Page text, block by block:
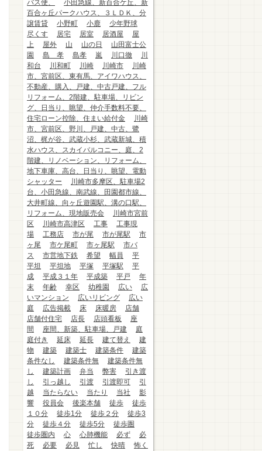
バス便、
小田急線、新百合ケ丘、新
百合ヶ丘パークハウス、３ＬＤＫ、分
譲賃貸
小野町 小鹿
少年野球
尽くす
居宅 居室 居酒屋
屋
上
屋外 山 山の日
山田富士公
園
島 孝 島孝 嵐 川口徹
川
和台
川和町 川崎 川崎市
川崎
市、宮前区、東有馬、アイワハウス、
不動産、購入、戸建、中古戸建、フル
リフォーム、2階建、駐車場、リビン
グ、日当り、眺望、仲介手数料不要、
住宅ローン控除、住まい給付金
川崎
市、宮前区、野川、戸建、中古、鷺
沼、梶が谷、武蔵小杉、武蔵新城、積
水ハウス、スカイバルコニー、庭、2
階建、リノベーション、リフォーム、
地下車庫、高台、日当り、眺望、電動
シャッター
川崎市多摩区、駐車場2
台、小田急線、南武線、田園都市線、
大井町線、向ヶ丘遊園駅、溝の口駅、
リフォーム、現地販売会
川崎市宮前
区
川崎市高津区 工事
工事現
場
工務店 市が尾 市が尾駅
市
ヶ尾
市ケ尾町 市ヶ尾駅
市バ
ス
市営地下鉄 希望 幅員
平
平坦
平坦地 平塚 平塚駅
平
成
平成３１年 平成築 平戸
年
末
年齢 幸区 幼稚園 広い
広
いマンション
広いリビング
広い
庭
広告掲載 床 床暖房
店舗
店舗付住宅
店長 店頭看板
座
間
座間、新築、駐車場、戸建
庭
庭付き
延床 延長 建て替え
建
物
建築 建築士 建築条件
建築
条件なし
建築条件無
建築条件無
し
建築計画 弁当 弊害
引き渡
し
引っ越し 引渡 引渡即可
引
越
当たらない 当たり 当社
影
響
役員会 後楽本舗 徒歩
徒歩
１０分
徒歩1分 徒歩２分
徒歩3
分
徒歩４分 徒歩5分
徒歩圏
徒歩圏内
心 心肺機能 必ず
必
死
必要 必見 忙し 快晴
怖く